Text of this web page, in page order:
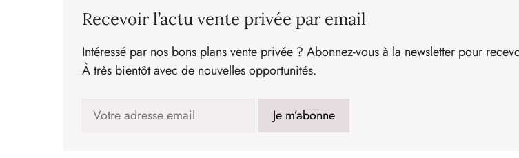
Recevoir l’actu vente privée par email
Intéressé par nos bons plans vente privée ? Abonnez-vous à la newsletter pour
À très bientôt avec de nouvelles opportunités.